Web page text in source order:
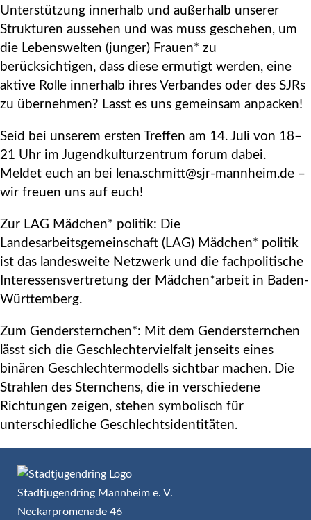
Unterstützung innerhalb und außerhalb unserer
Strukturen aussehen und was muss geschehen, um
die Lebenswelten (junger) Frauen* zu
berücksichtigen, dass diese ermutigt werden, eine
aktive Rolle innerhalb ihres Verbandes oder des SJRs
zu übernehmen? Lasst es uns gemeinsam anpacken!
Seid bei unserem ersten Treffen am 14. Juli von 18–
21 Uhr im Jugendkulturzentrum forum dabei.
Meldet euch an bei lena.schmitt@sjr-mannheim.de –
wir freuen uns auf euch!
Zur LAG Mädchen* politik: Die
Landesarbeitsgemeinschaft (LAG) Mädchen* politik
ist das landesweite Netzwerk und die fachpolitische
Interessensvertretung der Mädchen*arbeit in Baden-
Württemberg.
Zum Gendersternchen*: Mit dem Gendersternchen
lässt sich die Geschlechtervielfalt jenseits eines
binären Geschlechtermodells sichtbar machen. Die
Strahlen des Sternchens, die in verschiedene
Richtungen zeigen, stehen symbolisch für
unterschiedliche Geschlechtsidentitäten.
Stadtjugendring Mannheim e. V.
Neckarpromenade 46